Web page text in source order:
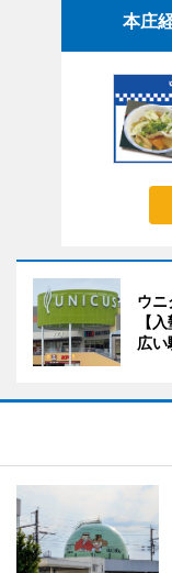
本庄
ウニ
【
広い